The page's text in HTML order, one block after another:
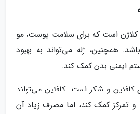
کلاژن است که برای سلامت پوست، مو
همچنین، ژله می‌تواند به بهبود
ایمنی بدن کمک کند.
کافئین و شکر است. کافئین می‌تواند
و تمرکز کمک کند، اما مصرف زیاد آن